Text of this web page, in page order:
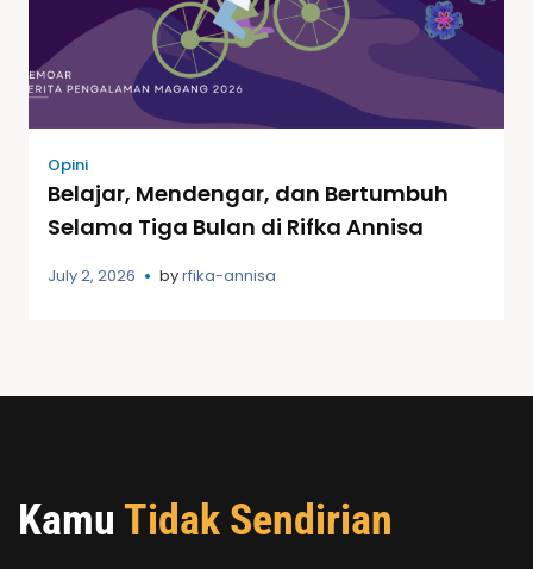
Opini
Belajar, Mendengar, dan Bertumbuh
Selama Tiga Bulan di Rifka Annisa
July 2, 2026 byrfika-annisa
Kamu Tidak Sendirian